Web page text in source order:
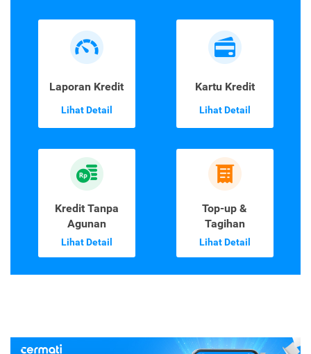
Laporan Kredit
Lihat Detail
Kartu Kredit
Lihat Detail
Kredit Tanpa
Agunan
Lihat Detail
Top-up &
Tagihan
Lihat Detail